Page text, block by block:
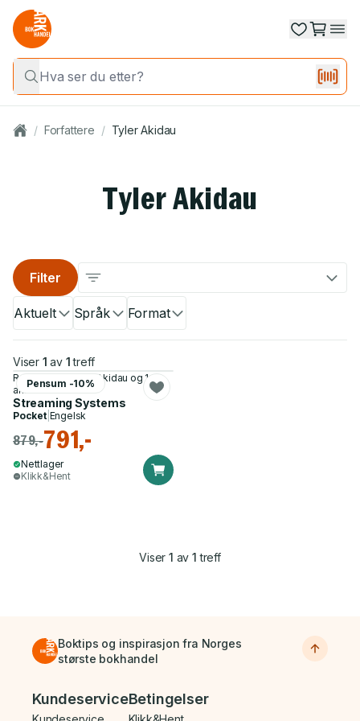
/ Forfattere / Tyler Akidau
Tyler Akidau
Aktuelt Språk Format
Filter
Viser 1 av 1 treff
Pensum -10%
Reuven Lax, Tyler Akidau og 1
annen
Streaming Systems
Pocket| Engelsk
879,-791,-
Nettlager
Klikk&Hent
Viser1 av 1 treff
Boktips og inspirasjon fra Norges
største bokhandel
Bunnmeny
KundeserviceBetingelser